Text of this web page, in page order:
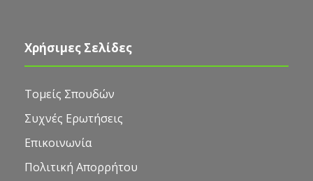
Χρήσιμες Σελίδες
Τομείς Σπουδών
Συχνές Ερωτήσεις
Επικοινωνία
Πολιτική Απορρήτου